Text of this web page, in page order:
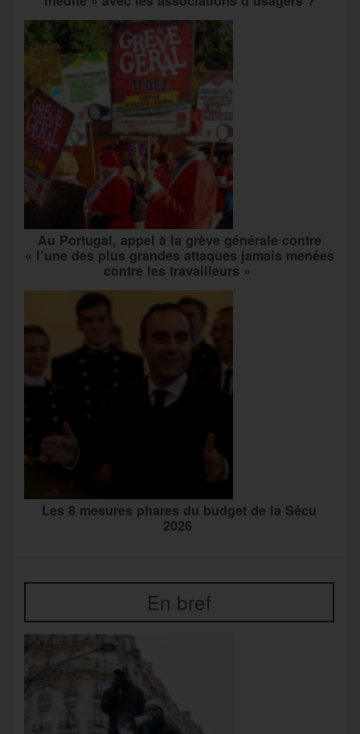
Au Portugal, appel à la grève générale contre
« l’une des plus grandes attaques jamais menées
contre les travailleurs »
Les 8 mesures phares du budget de la Sécu
2026
En bref